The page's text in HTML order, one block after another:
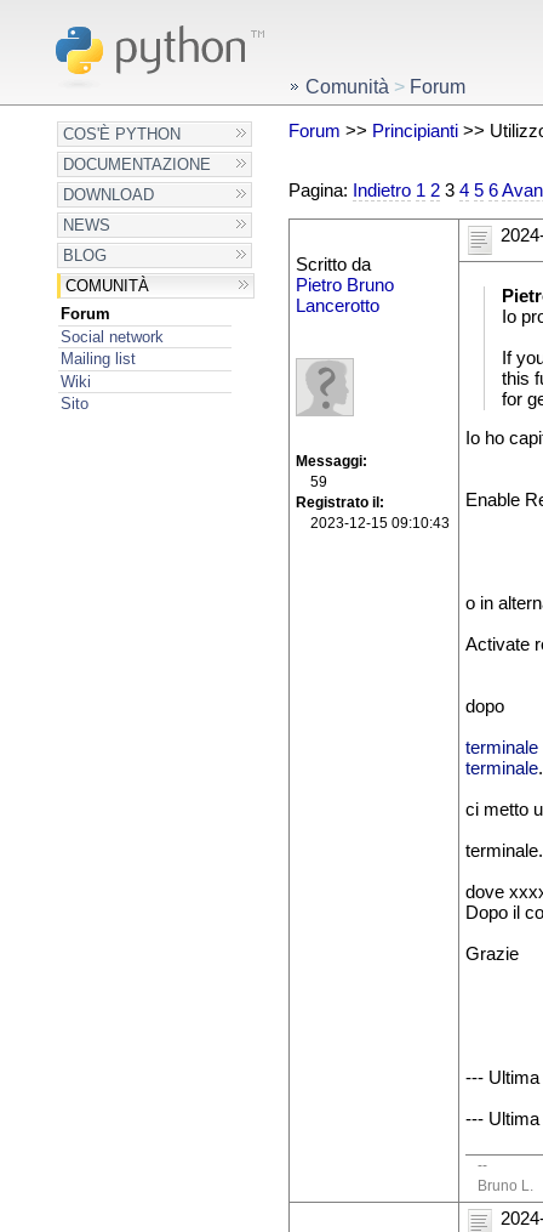
COS'È PYTHON
DOCUMENTAZIONE
DOWNLOAD
NEWS
BLOG
COMUNITÀ
Forum
Social network
Mailing list
Wiki
Sito
Comunità > Forum
Forum >> Principianti>>
Pagina: Indietro 1 23 4 5 6
Scritto da
Pietro Bruno
Lancerotto
Messaggi
59
Registrato il
2023-12-15 09:10:43
Io
If
this
for
Io ho
Enable
o in
Activate
dopo
terminale
terminale
ci metto
dove
Dopo il
Grazie
--- Ultima
--- Ultima
--
Bruno L.